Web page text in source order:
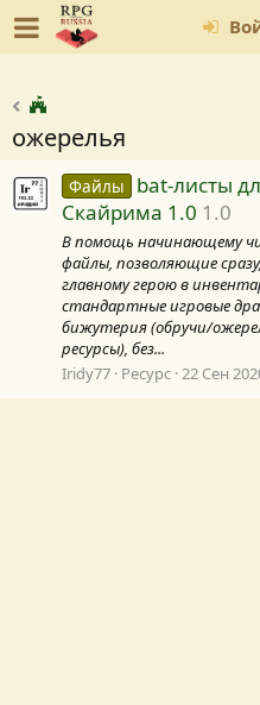
ожерелья
Файлы
bat-листы
Скайрима 1.0 1.0
В помощь начинающему
файлы, позволяющие
главному герою в
стандартные игровые
бижутерия (обручи/
ресурсы), без...
Iridy77 Ресурс 22 Сен